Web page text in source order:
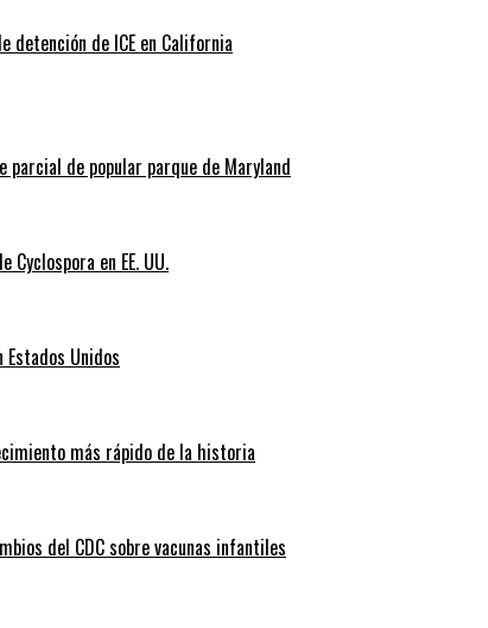
de ICE en California
de popular parque de Maryland
en EE. UU.
Unidos
más rápido de la historia
del CDC sobre vacunas infantiles